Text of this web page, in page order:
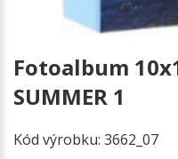
Fotoalbum
SUMMER 1
Kód výrobku: 3662_07